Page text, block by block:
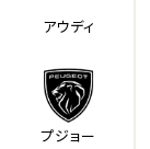
アウディ
プジョー